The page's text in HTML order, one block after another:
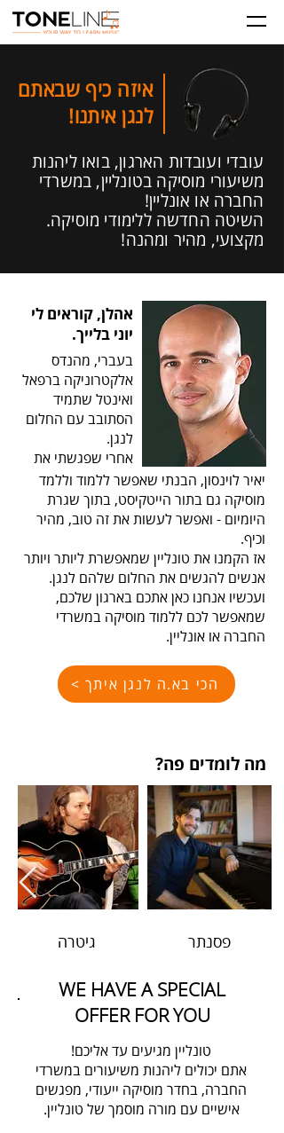
איזה כיף שבאתם
לנגן איתנו!
עובדי ועובדות הארגון, בואו ליהנות
משיעורי מוסיקה בטונליין, במשרדי
החברה או אונליין!
השיטה החדשה ללימודי מוסיקה.
מקצועי, מהיר ומהנה!
אהלן, קוראים לי
יוני בלייך.
בעברי, מהנדס
אלקטרוניקה ברפאל
ואינטל שתמיד
הסתובב עם החלום
לנגן.
אחרי שפגשתי את
יאיר לוינסון, הבנתי שאפשר ללמוד וללמד
מוסיקה גם בתור הייטקיסט, בתוך שגרת
היומיום - ואפשר לעשות את זה טוב, מהיר
וכיף.
אז הקמנו את טונליין שמאפשרת ליותר ויותר
אנשים להגשים את החלום שלהם לנגן.
ועכשיו אנחנו כאן אתכם בארגון שלכם,
שמאפשר לכם ללמוד מוסיקה במשרדי
החברה או אונליין.
הכי בא.ה לנגן איתך >
מה לומדים פה?
פסנתר גיטרה
טונליין מגיעים עד אליכם!
אתם יכולים ליהנות משיעורים במשרדי
החברה, בחדר מוסיקה ייעודי, מפגשים
אישיים עם מורה מוסמך של טונליין.
WE HAVE A SPECIAL
OFFER FOR YOU